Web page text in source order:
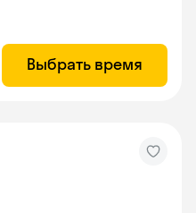
Выбрать время